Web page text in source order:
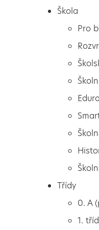
Pro budoucí
Rozvrhy hodin
Školská rada
Škola
Pro
Třídy
0. A
1.
Rotační
12. 4. 2021